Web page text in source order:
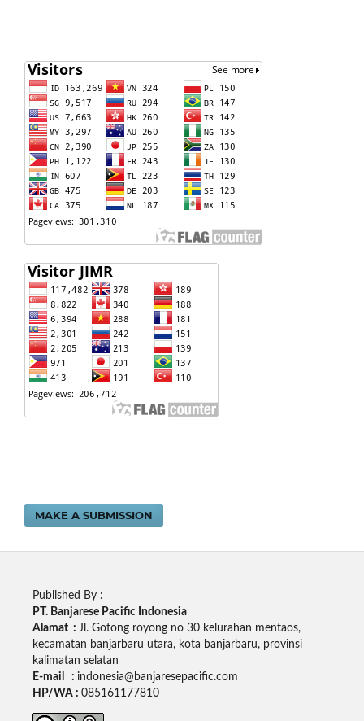
MAKE A SUBMISSION
Published By :
PT. Banjarese Pacific Indonesia
Alamat : Jl. Gotong royong no 30 kelurahan mentaos,
kecamatan banjarbaru utara, kota banjarbaru, provinsi
kalimatan selatan
E-mail : indonesia@banjaresepacific.com
HP/WA : 085161177810